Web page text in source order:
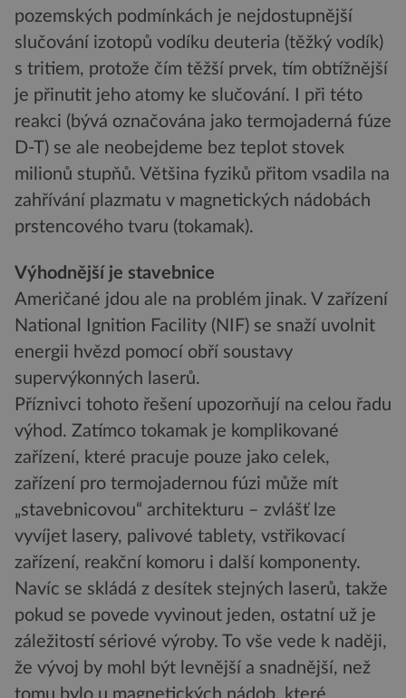
pozemských podmínkách je nejdostupnější
slučování izotopů vodíku deuteria (těžký vodík)
s tritiem, protože čím těžší prvek, tím obtížnější
je přinutit jeho atomy ke slučování. I při této
reakci (bývá označována jako termojaderná fúze
D-T) se ale neobejdeme bez teplot stovek
milionů stupňů. Většina fyziků přitom vsadila na
zahřívání plazmatu v magnetických nádobách
prstencového tvaru (tokamak).
Výhodnější je stavebnice
Američané jdou ale na problém jinak. V zařízení
National Ignition Facility (NIF) se snaží uvolnit
energii hvězd pomocí obří soustavy
supervýkonných laserů.
Příznivci tohoto řešení upozorňují na celou řadu
výhod. Zatímco tokamak je komplikované
zařízení, které pracuje pouze jako celek,
zařízení pro termojadernou fúzi může mít
„stavebnicovou“ architekturu – zvlášť lze
vyvíjet lasery, palivové tablety, vstřikovací
zařízení, reakční komoru i další komponenty.
Navíc se skládá z desítek stejných laserů, takže
pokud se povede vyvinout jeden, ostatní už je
záležitostí sériové výroby. To vše vede k naději,
že vývoj by mohl být levnější a snadnější, než